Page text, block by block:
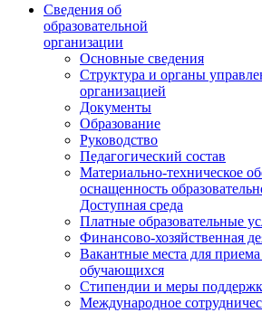
Сведения об
образовательной
организации
Основные сведения
Структура и органы
организацией
Документы
Образование
Руководство
Педагогический состав
Материально-техническое
оснащенность
Доступная среда
Платные образовательные
Финансово-хозяйственная
Вакантные места для
обучающихся
Стипендии и меры
Международное